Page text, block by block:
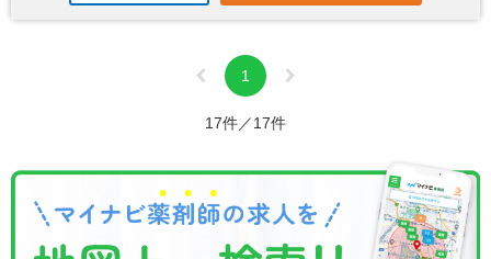
1
17件／17件